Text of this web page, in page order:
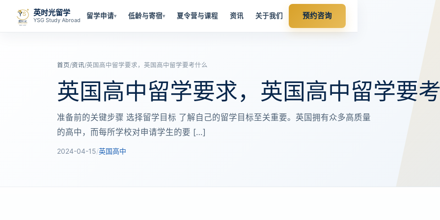
英时光留学
YSG Study Abroad
留学申请▾ 低龄与寄宿▾ 夏令营与课程 资讯 关于我们 预约咨询
首页/资讯/英国高中留学要求，英国高中留学要考什么
英国高中留学要求，英国高中留学要
准备前的关键步骤 选择留学目标 了解自己的留学目标至关重要。英国拥有众多高质量
的高中，而每所学校对申请学生的要 […]
2024-04-15/英国高中